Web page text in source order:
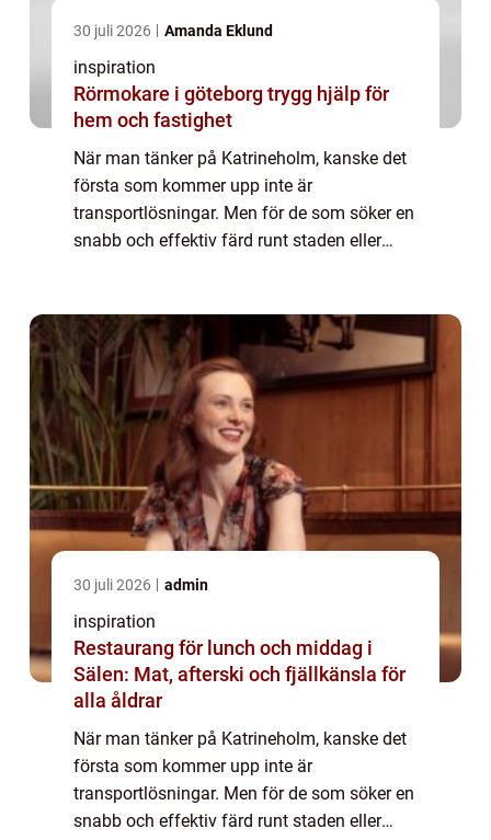
30 juli 2026 Amanda Eklund
inspiration
Rörmokare i göteborg trygg hjälp för
hem och fastighet
När man tänker på Katrineholm, kanske det
första som kommer upp inte är
transportlösningar. Men för de som söker en
snabb och effektiv färd runt staden eller
30 juli 2026 admin
inspiration
Restaurang för lunch och middag i
Sälen: Mat, afterski och fjällkänsla för
alla åldrar
När man tänker på Katrineholm, kanske det
första som kommer upp inte är
transportlösningar. Men för de som söker en
snabb och effektiv färd runt staden eller